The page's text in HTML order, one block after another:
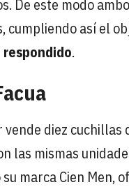
De este modo
cumpliendo así el
.
vende diez cuchillas
las mismas
marca Cien Men,